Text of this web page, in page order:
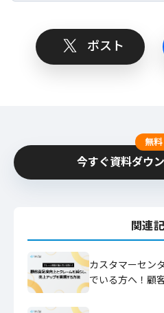
ポスト
無料
今すぐ資料ダウ
関連
カスタマーセン
でいる方へ！顧